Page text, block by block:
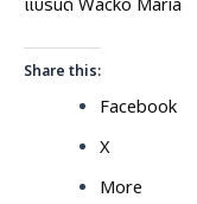
แบรนด์ Wacko Maria
Share this:
Facebook
X
More